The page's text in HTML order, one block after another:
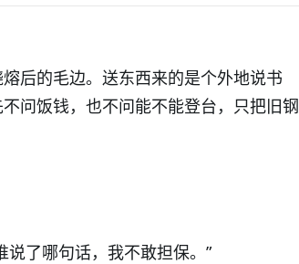
后的毛边。送东西来的是个外地说书
问饭钱，也不问能不能登台，只把旧钢
说了哪句话，我不敢担保。”